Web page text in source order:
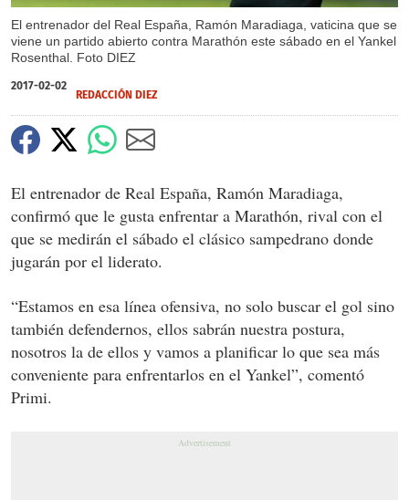
El entrenador del Real España, Ramón Maradiaga, vaticina que se
viene un partido abierto contra Marathón este sábado en el Yankel
Rosenthal. Foto DIEZ
2017-02-02
REDACCIÓN DIEZ
El entrenador de Real España, Ramón Maradiaga,
confirmó que le gusta enfrentar a Marathón, rival con el
que se medirán el sábado el clásico sampedrano donde
jugarán por el liderato.
“Estamos en esa línea ofensiva, no solo buscar el gol sino
también defendernos, ellos sabrán nuestra postura,
nosotros la de ellos y vamos a planificar lo que sea más
conveniente para enfrentarlos en el Yankel”, comentó
Primi.